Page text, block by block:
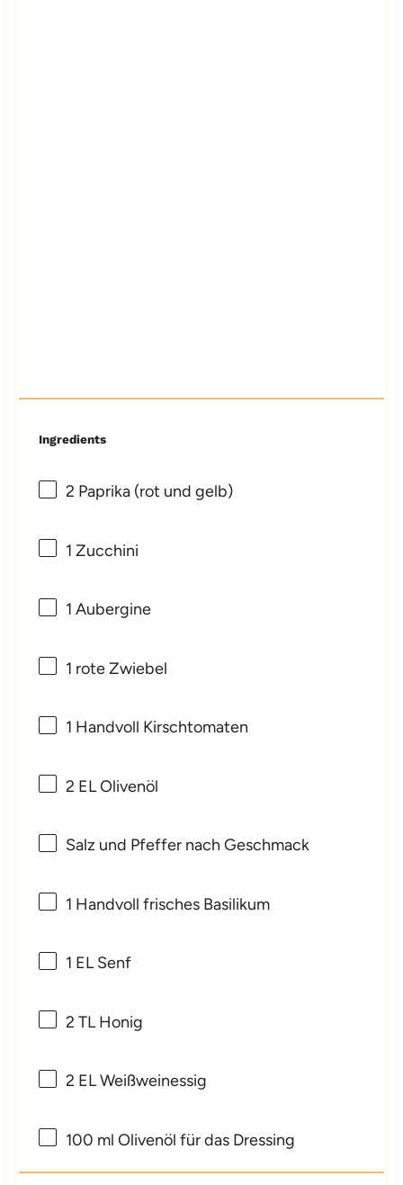
Ingredients
2 Paprika (rot und gelb)
1 Zucchini
1 Aubergine
1 rote Zwiebel
1 Handvoll Kirschtomaten
2 EL Olivenöl
Salz und Pfeffer nach Geschmack
1 Handvoll frisches Basilikum
1 EL Senf
2 TL Honig
2 EL Weißweinessig
100 ml Olivenöl für das Dressing